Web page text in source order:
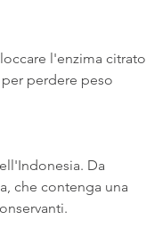
l'enzima citrato
perdere peso
Da
che contenga una